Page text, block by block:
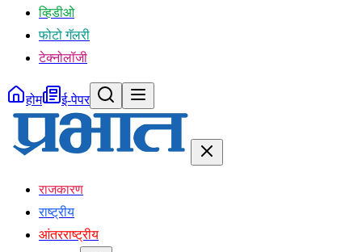
व्हिडीओ
फोटो गॅलरी
टेक्नोलॉजी
होम ई-पेपर
राजकारण
राष्ट्रीय
आंतरराष्ट्रीय